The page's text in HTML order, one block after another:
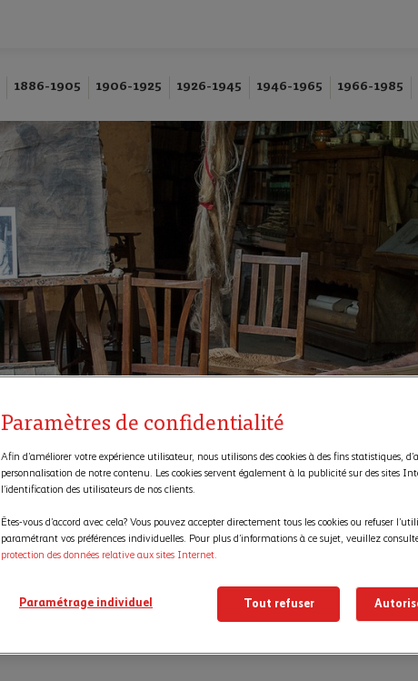
1886-1905 1906-1925 1926-1945 1946-1965 1966-1985
Paramètres de confidentialité
Afin d’améliorer votre expérience utilisateur, nous utilisons des cookies à des fins statistiques,
personnalisation de notre contenu. Les cookies servent également à la publicité sur des sites
l’identification des utilisateurs de nos clients.
Êtes-vous d’accord avec cela? Vous pouvez accepter directement tous les cookies ou refuser
paramétrant vos préférences individuelles. Pour plus d’informations à ce sujet, veuillez
protection des données relative aux sites Internet.
Paramétrage individuel Tout refuser